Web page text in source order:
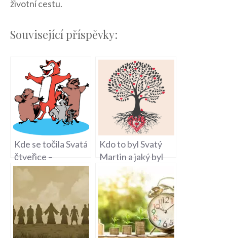
životní cestu.
Související příspěvky:
Kde se točila Svatá
čtveřice –
Natáčení klasické
Kdo to byl Svatý
Martin a jaký byl
jeho příběh?